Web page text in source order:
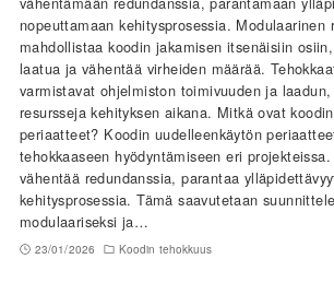
nopeuttamaan kehitysprosessia. Modulaarinen
mahdollistaa koodin jakamisen itsenäisiin
laatua ja vähentää virheiden määrää.
varmistavat ohjelmiston toimivuuden ja
resursseja kehityksen aikana. Mitkä ovat
periaatteet? Koodin uudelleenkäytön
tehokkaaseen hyödyntämiseen eri
vähentää redundanssia, parantaa
kehitysprosessia. Tämä saavutetaan
modulaariseksi ja…
23/01/2026 Koodin tehokkuus